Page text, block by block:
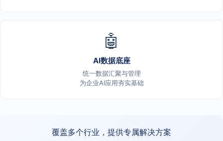
🤖
AI数据底座
统一数据汇聚与管理
为企业AI应用夯实基础
覆盖多个行业，提供专属解决方案